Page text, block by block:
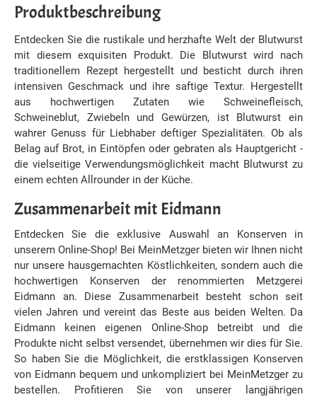
Produktbeschreibung
Entdecken Sie die rustikale und herzhafte Welt der Blutwurst
mit diesem exquisiten Produkt. Die Blutwurst wird nach
traditionellem Rezept hergestellt und besticht durch ihren
intensiven Geschmack und ihre saftige Textur. Hergestellt
aus hochwertigen Zutaten wie Schweinefleisch,
Schweineblut, Zwiebeln und Gewürzen, ist Blutwurst ein
wahrer Genuss für Liebhaber deftiger Spezialitäten. Ob als
Belag auf Brot, in Eintöpfen oder gebraten als Hauptgericht -
die vielseitige Verwendungsmöglichkeit macht Blutwurst zu
einem echten Allrounder in der Küche.
Zusammenarbeit mit Eidmann
Entdecken Sie die exklusive Auswahl an Konserven in
unserem Online-Shop! Bei MeinMetzger bieten wir Ihnen nicht
nur unsere hausgemachten Köstlichkeiten, sondern auch die
hochwertigen Konserven der renommierten Metzgerei
Eidmann an. Diese Zusammenarbeit besteht schon seit
vielen Jahren und vereint das Beste aus beiden Welten. Da
Eidmann keinen eigenen Online-Shop betreibt und die
Produkte nicht selbst versendet, übernehmen wir dies für Sie.
So haben Sie die Möglichkeit, die erstklassigen Konserven
von Eidmann bequem und unkompliziert bei MeinMetzger zu
bestellen. Profitieren Sie von unserer langjährigen